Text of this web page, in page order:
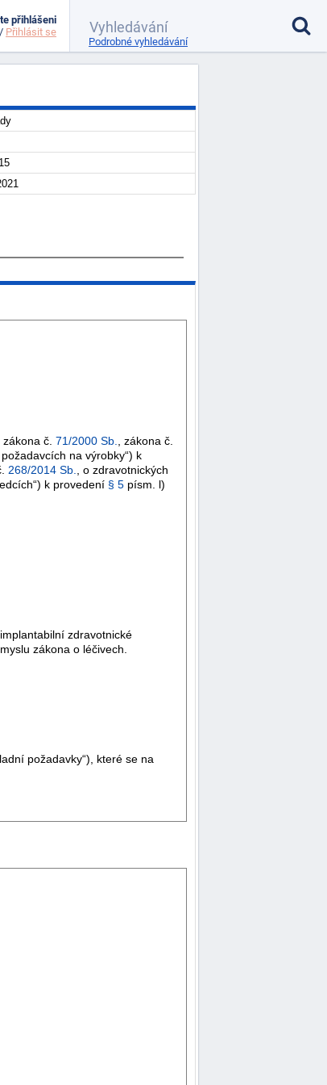
č. 71/2000 Sb.
, zákona č.
na výrobky“) k
268/2014 Sb.
, o zdravotnických
k provedení § 5 písm. l)
zdravotnické
zákona o léčivech.
požadavky“), které se na
přihlášeni
/ Přihlásit se
Podrobné vyhledávání